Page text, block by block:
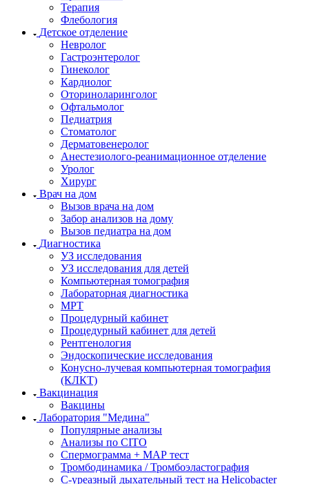
Терапия
Флебология
Детское отделение
Невролог
Гастроэнтеролог
Гинеколог
Кардиолог
Оториноларинголог
Офтальмолог
Педиатрия
Стоматолог
Дерматовенеролог
Анестезиолого-реанимационное отделение
Уролог
Хирург
Врач на дом
Вызов врача на дом
Забор анализов на дому
Вызов педиатра на дом
Диагностика
УЗ исследования
УЗ исследования для детей
Компьютерная томография
Лабораторная диагностика
МРТ
Процедурный кабинет
Процедурный кабинет для детей
Рентгенология
Эндоскопические исследования
Конусно-лучевая компьютерная томография
(КЛКТ)
Вакцинация
Вакцины
Лаборатория "Медина"
Популярные анализы
Анализы по CITO
Спермограмма + МАР тест
Тромбодинамика / Тромбоэластография
С-уреазный дыхательный тест на Helicobacter